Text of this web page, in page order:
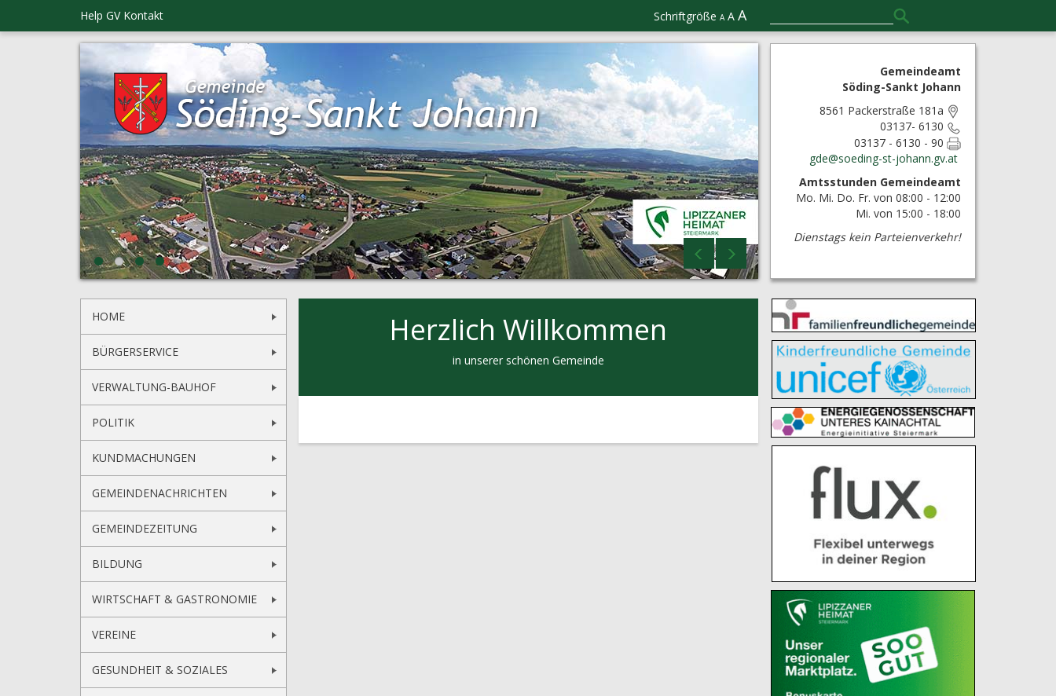
Help GV Kontakt Schriftgröße A A A
Gemeindeamt
Söding-Sankt Johann
8561 Packerstraße 181a
03137- 6130
03137 - 6130 - 90
gde@soeding-st-johann.gv.at
Amtsstunden Gemeindeamt
Mo. Mi. Do. Fr. von 08:00 - 12:00
Mi. von 15:00 - 18:00
Dienstags kein Parteienverkehr!
HOME
BÜRGERSERVICE
VERWALTUNG-BAUHOF
POLITIK
KUNDMACHUNGEN
GEMEINDENACHRICHTEN
GEMEINDEZEITUNG
BILDUNG
WIRTSCHAFT & GASTRONOMIE
VEREINE
GESUNDHEIT & SOZIALES
Herzlich Willkommen
in unserer schönen Gemeinde